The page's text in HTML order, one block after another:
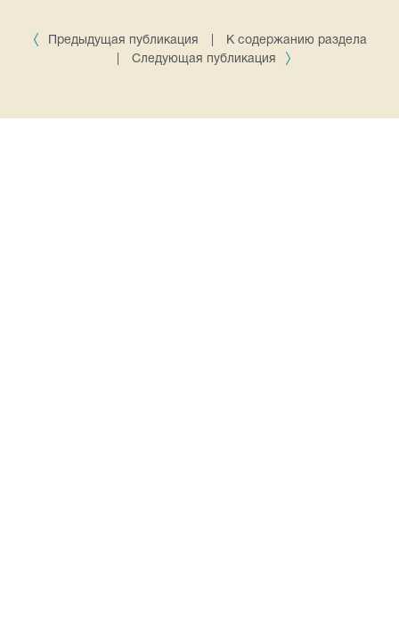
Предыдущая публикация
К содержанию раздела
Следующая публикация